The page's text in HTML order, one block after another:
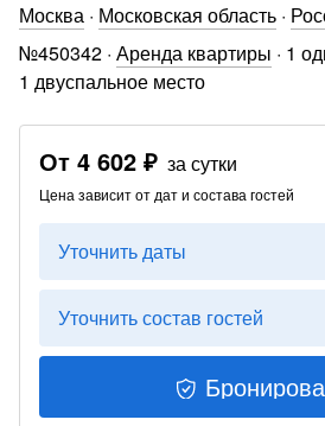
Москва · Московская область ·
№450342 · Аренда квартиры · 1
1 двуспальное место
От 4 602 ₽ за сутки
Цена зависит от дат и состава гостей
Уточнить даты
Уточнить состав гостей